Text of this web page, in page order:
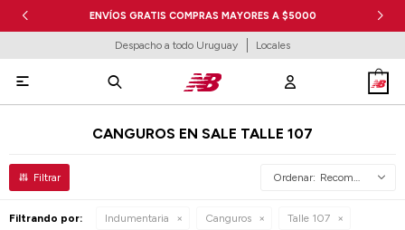
ENVÍOS GRATIS COMPRAS MAYORES A $5000
Despacho a todo Uruguay Locales

CANGUROS EN SALE TALLE 107
Recomendados
Filtrando por: Indumentaria Canguros
Talle 107